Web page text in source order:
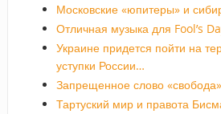
Московские «юпитеры» и
Отличная музыка для Fool’s
Украине придется пойти на
уступки России…
Запрещенное слово «свобода»
Тартуский мир и правота